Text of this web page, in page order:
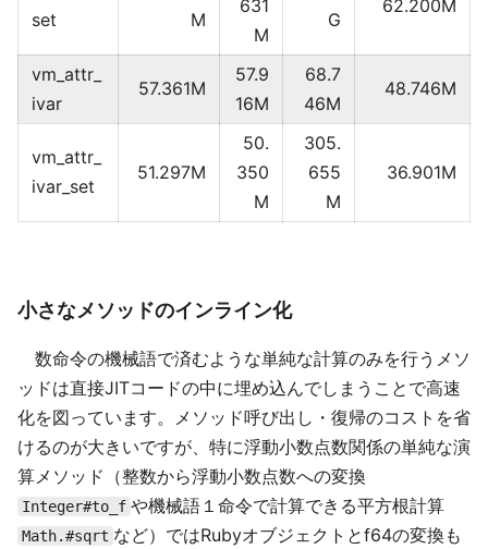
set
M
631
M
G
62.200M
vm_attr_
ivar
57.361M
57.9
16M
68.7
46M
48.746M
vm_attr_
ivar_set
51.297M
50.
350
M
305.
655
M
36.901M
小さなメソッドのインライン化
数命令の機械語で済むような単純な計算のみを行うメソ
ッドは直接JITコードの中に埋め込んでしまうことで高速
化を図っています。メソッド呼び出し・復帰のコストを省
けるのが大きいですが、特に浮動小数点数関係の単純な演
算メソッド（整数から浮動小数点数への変換
Integer#to_f や機械語１命令で計算できる平方根計算
Math.#sqrt など）ではRubyオブジェクトとf64の変換も